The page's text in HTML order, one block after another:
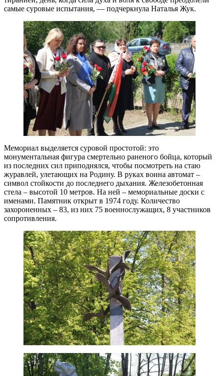
самые суровые испытания, — подчеркнула Наталья Жук.
Мемориал выделяется суровой простотой: это
монументальная фигура смертельно раненого бойца, который
из последних сил приподнялся, чтобы посмотреть на стаю
журавлей, улетающих на Родину. В руках воина автомат –
символ стойкости до последнего дыхания. Железобетонная
стела – высотой 10 метров. На ней – мемориальные доски с
именами. Памятник открыт в 1974 году. Количество
захороненных – 83, из них 75 военнослужащих, 8 участников
сопротивления.